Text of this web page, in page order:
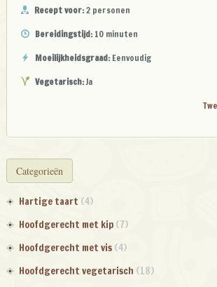
Recept voor:2 personen
Bereidingstijd:10 minuten
Moeilijkheidsgraad:Eenvoudig
Vegetarisch:Ja
Categorieën
Hartige taart (4)
Hoofdgerecht met kip(7)
Hoofdgerecht met vis(4)
Hoofdgerecht vegetarisch (18)